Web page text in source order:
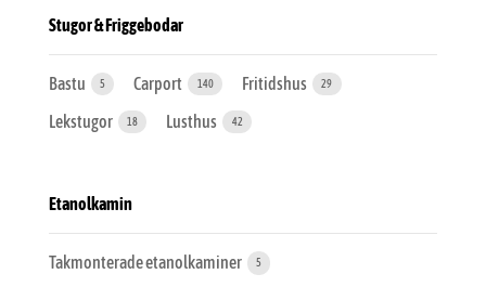
Stugor & Friggebodar
Bastu 5 Carport 140 Fritidshus 29
Lekstugor 18 Lusthus 42
Etanolkamin
Takmonterade etanolkaminer 5